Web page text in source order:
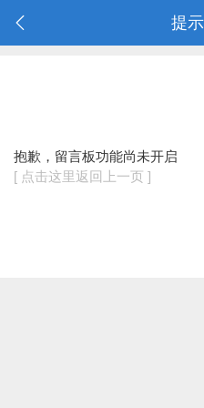
提
抱歉，留言板功能尚未开启
[ 点击这里返回上一页 ]